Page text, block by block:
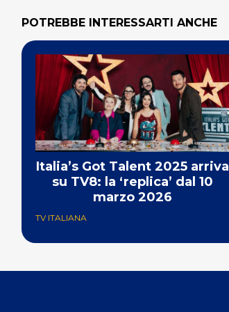
POTREBBE INTERESSARTI ANCHE
Italia’s Got Talent 2025 arriva
su TV8: la ‘replica’ dal 10
marzo 2026
TV ITALIANA